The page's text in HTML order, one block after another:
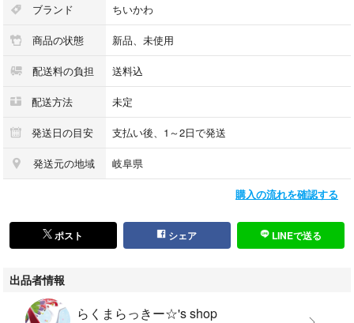
ブランド ちいかわ
商品の状態 新品、未使用
配送料の負担 送料込
配送方法 未定
発送日の目安 支払い後、1～2日で発送
発送元の地域 岐阜県
購入の流れを確認する
ポスト シェア LINEで送る
出品者情報
らくまらっきー☆'s shop